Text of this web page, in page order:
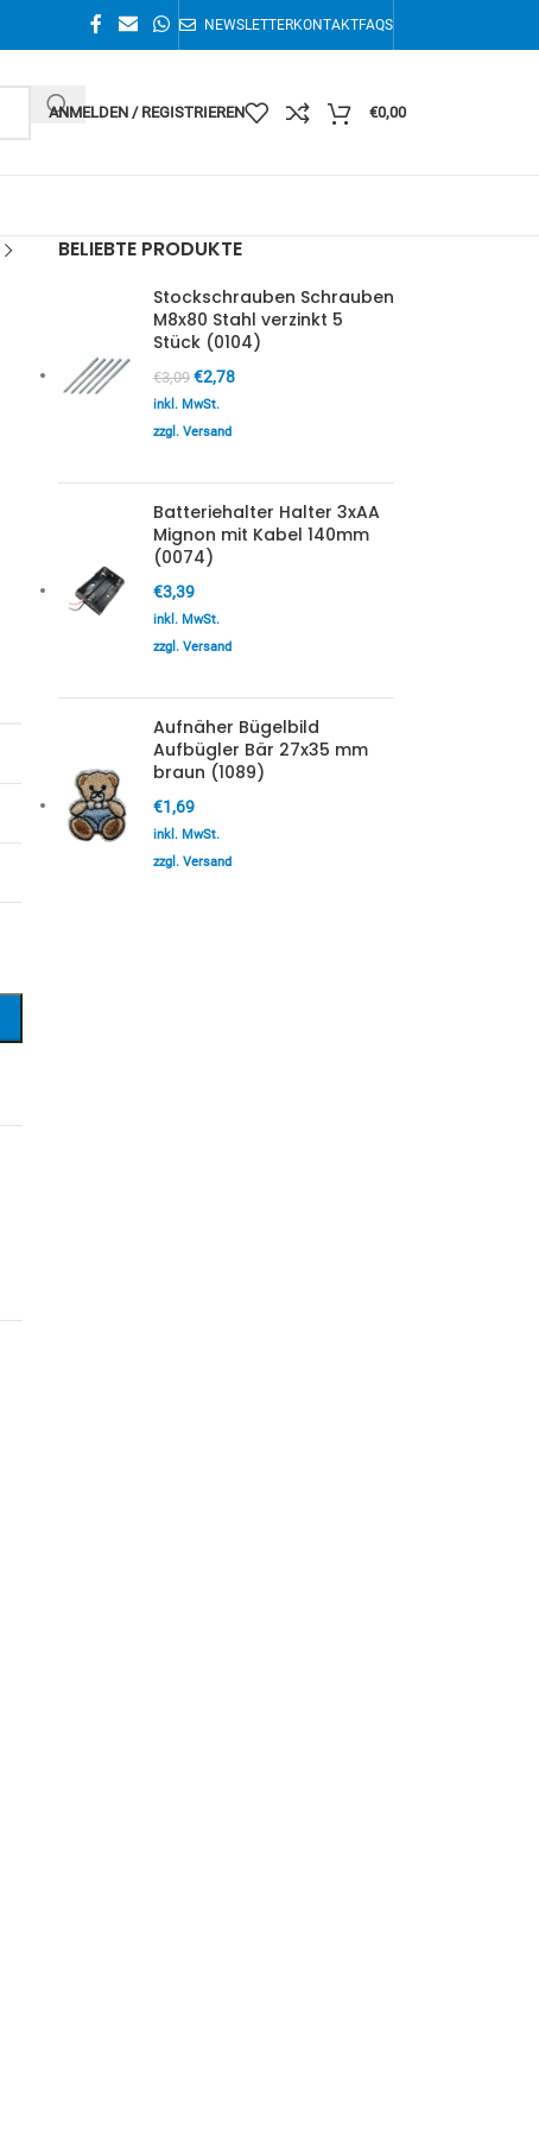
NEWSLETTERKONTAKTFAQS
ANMELDEN / REGISTRIEREN €0,00
BELIEBTE PRODUKTE
Stockschrauben Schrauben
M8x80 Stahl verzinkt 5
Stück (0104)
€3,09 €2,78
inkl. MwSt.
zzgl. Versand
Batteriehalter Halter 3xAA
Mignon mit Kabel 140mm
(0074)
€3,39
inkl. MwSt.
zzgl. Versand
Aufnäher Bügelbild
Aufbügler Bär 27x35 mm
braun (1089)
€1,69
inkl. MwSt.
zzgl. Versand